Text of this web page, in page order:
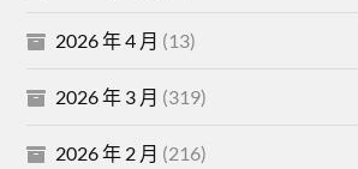
2026 年 4 月 (13)
2026 年 3 月 (319)
2026 年 2 月 (216)